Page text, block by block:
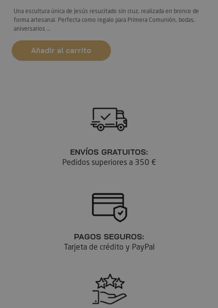
Una escultura única de Jesús resucitado sin cruz, realizada en bronce de
forma artesanal. Perfecta como regalo para Primera Comunión, bodas,
aniversarios …
Añadir al carrito
ENVÍOS GRATUITOS:
Pedidos superiores a 350 €
PAGOS SEGUROS:
Tarjeta de crédito y PayPal